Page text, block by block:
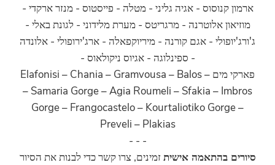
- אגיה גליני - מטלה - פייסטוס - מנזר ארקדי -
אלוטרנה - מרגריטס - מערת מלידוני - לגונת באלי -
- אגם קורנה - מיריוקפאלה - ארג'ירופולי - אלונדה
- ספינלוגה - אגיוס ניקולאוס -
פארקי מים – Elafonisi – Chania – Gramvousa – Balos
– Samaria Gorge – Agia Roumeli – Sfakia
Gorge – Frangocastelo – Kourtaliotiko
Preveli – Plakias
אישיתזמינים, צרו קשר כדי לבנות את הסיור